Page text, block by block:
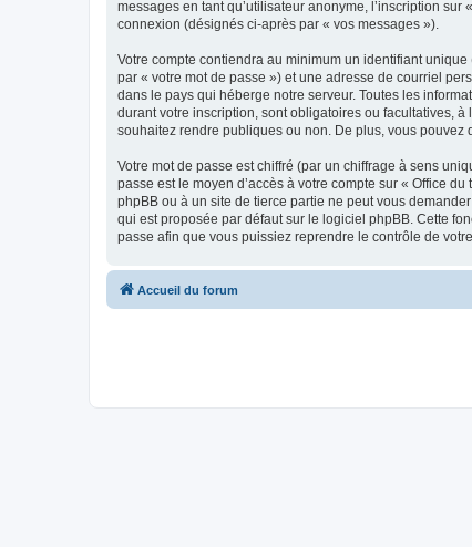
messages en tant qu’utilisateur anonyme, l’inscription
connexion (désignés ci-après par « vos messages »).
Votre compte contiendra au minimum un identifiant
par « votre mot de passe ») et une adresse de courriel
dans le pays qui héberge notre serveur. Toutes les
durant votre inscription, sont obligatoires ou facultatives,
souhaitez rendre publiques ou non. De plus, vous
Votre mot de passe est chiffré (par un chiffrage à sens
passe est le moyen d’accès à votre compte sur « Office
phpBB ou à un site de tierce partie ne peut vous
qui est proposée par défaut sur le logiciel phpBB. Cette
passe afin que vous puissiez reprendre le contrôle de votre
Accueil du forum